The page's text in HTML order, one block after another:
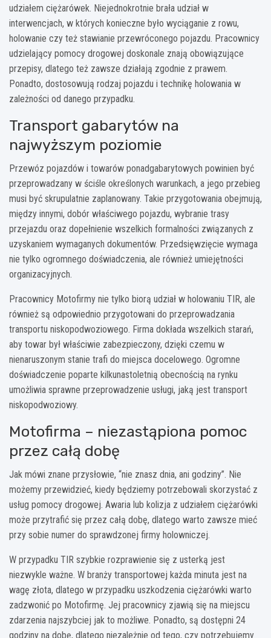
udziałem ciężarówek. Niejednokrotnie brała udział w
interwencjach, w których konieczne było wyciąganie z rowu,
holowanie czy też stawianie przewróconego pojazdu. Pracownicy
udzielający pomocy drogowej doskonale znają obowiązujące
przepisy, dlatego też zawsze działają zgodnie z prawem.
Ponadto, dostosowują rodzaj pojazdu i technikę holowania w
zależności od danego przypadku.
Transport gabarytów na
najwyższym poziomie
Przewóz pojazdów i towarów ponadgabarytowych powinien być
przeprowadzany w ściśle określonych warunkach, a jego przebieg
musi być skrupulatnie zaplanowany. Takie przygotowania obejmują,
między innymi, dobór właściwego pojazdu, wybranie trasy
przejazdu oraz dopełnienie wszelkich formalności związanych z
uzyskaniem wymaganych dokumentów. Przedsięwzięcie wymaga
nie tylko ogromnego doświadczenia, ale również umiejętności
organizacyjnych.
Pracownicy Motofirmy nie tylko biorą udział w holowaniu TIR, ale
również są odpowiednio przygotowani do przeprowadzania
transportu niskopodwoziowego. Firma dokłada wszelkich starań,
aby towar był właściwie zabezpieczony, dzięki czemu w
nienaruszonym stanie trafi do miejsca docelowego. Ogromne
doświadczenie poparte kilkunastoletnią obecnością na rynku
umożliwia sprawne przeprowadzenie usługi, jaką jest transport
niskopodwoziowy.
Motofirma – niezastąpiona pomoc
przez całą dobę
Jak mówi znane przysłowie, “nie znasz dnia, ani godziny”. Nie
możemy przewidzieć, kiedy będziemy potrzebowali skorzystać z
usług pomocy drogowej. Awaria lub kolizja z udziałem ciężarówki
może przytrafić się przez całą dobę, dlatego warto zawsze mieć
przy sobie numer do sprawdzonej firmy holowniczej.
W przypadku TIR szybkie rozprawienie się z usterką jest
niezwykle ważne. W branży transportowej każda minuta jest na
wagę złota, dlatego w przypadku uszkodzenia ciężarówki warto
zadzwonić po Motofirmę. Jej pracownicy zjawią się na miejscu
zdarzenia najszybciej jak to możliwe. Ponadto, są dostępni 24
godziny na dobę, dlatego niezależnie od tego, czy potrzebujemy